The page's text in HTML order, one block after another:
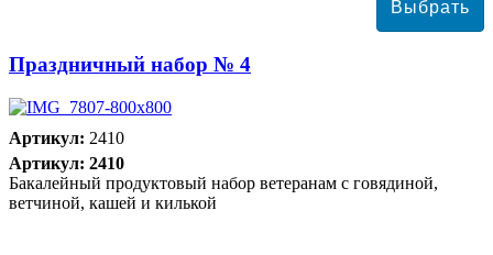
Праздничный набор № 4
Артикул: 2410
Артикул: 2410
Бакалейный продуктовый набор ветеранам с говядиной,
ветчиной, кашей и килькой